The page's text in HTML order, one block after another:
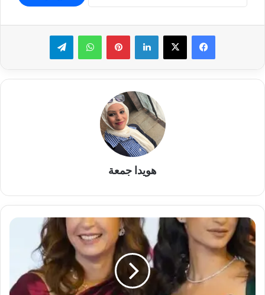
لينكدإن بينتيريستواتساب تيلقرام
هويدا جمعة
أميرة
أديب
ترد
على
المتنمرين..
كفاية